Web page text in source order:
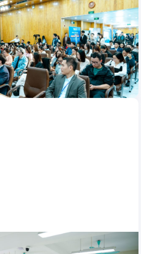
với giải pháp giáo dục
100 đơn vị đào tạo ngoại
Nexta tự hào là đơn vị tham gia giới
thông minh trong sự kiện “Các giải
hình giáo dục chuyên sâu cho đơn vị đào
Agency tổ chức tại Trung tâm hội nghị